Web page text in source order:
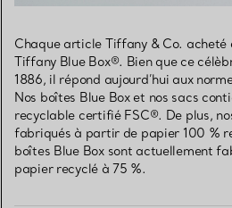
Chaque article Tiffany & Co. acheté
Tiffany Blue Box®. Bien que ce
1886, il répond aujourd’hui aux
Nos boîtes Blue Box et nos sacs
recyclable certifié FSC®. De plus,
fabriqués à partir de papier 100 %
boîtes Blue Box sont actuellement
papier recyclé à 75 %.